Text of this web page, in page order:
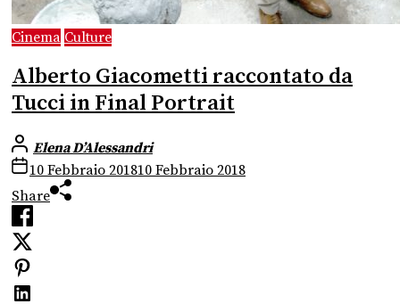
Cinema Culture
Alberto Giacometti raccontato da
Tucci in Final Portrait
Elena D’Alessandri
10 Febbraio 201810 Febbraio 2018
Share